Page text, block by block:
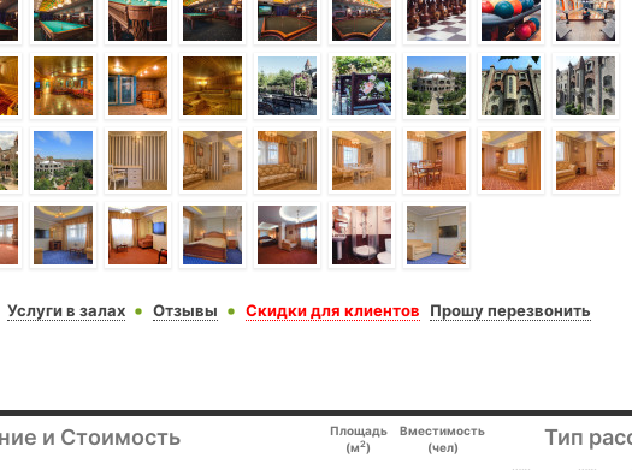
Услуги в залах Отзывы Скидки для клиентов Прошу перезвонить
и Стоимость
Площадь
(м2)
Вместимость
(чел)
Тип